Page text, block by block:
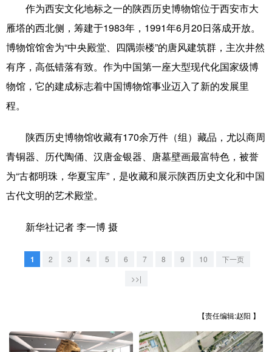
北京 天津 河北 山西
辽宁 吉林 上海 江苏
浙江 安徽 福建 江西
山东 河南 湖北 湖南
四川 贵州 云南 西藏
甘肃
新疆 内蒙古
English عربى
作为西安文化地标之一的陕西历史博物馆位于西安市大
雁塔的西北侧，筹建于1983年，1991年6月20日落成开放。
博物馆馆舍为“中央殿堂、四隅崇楼”的唐风建筑群，主次井然
有序，高低错落有致。作为中国第一座大型现代化国家级博
物馆，它的建成标志着中国博物馆事业迈入了新的发展里
程。
陕西历史博物馆收藏有170余万件（组）藏品，尤以商周
青铜器、历代陶俑、汉唐金银器、唐墓壁画最富特色，被誉
为“古都明珠，华夏宝库”，是收藏和展示陕西历史文化和中国
古代文明的艺术殿堂。
新华社记者 李一博 摄
1 2 3 4 5 6 7 8 9 10
下一页
>>|
【责任编辑:赵阳 】